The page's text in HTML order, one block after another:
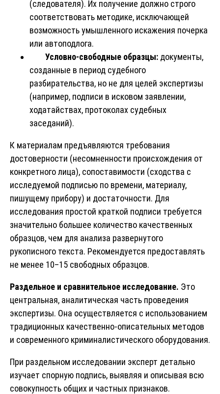
(следователя). Их получение должно строго
соответствовать методике, исключающей
возможность умышленного искажения почерка
или автоподлога.
Условно-свободные образцы: документы,
созданные в период судебного
разбирательства, но не для целей экспертизы
(например, подписи в исковом заявлении,
ходатайствах, протоколах судебных
заседаний).
К материалам предъявляются требования
достоверности (несомненности происхождения от
конкретного лица), сопоставимости (сходства с
исследуемой подписью по времени, материалу,
пишущему прибору) и достаточности. Для
исследования простой краткой подписи требуется
значительно большее количество качественных
образцов, чем для анализа развернутого
рукописного текста. Рекомендуется предоставлять
не менее 10–15 свободных образцов.
Раздельное и сравнительное исследование. Это
центральная, аналитическая часть проведения
экспертизы. Она осуществляется с использованием
традиционных качественно-описательных методов
и современного криминалистического оборудования.
При раздельном исследовании эксперт детально
изучает спорную подпись, выявляя и описывая всю
совокупность общих и частных признаков.